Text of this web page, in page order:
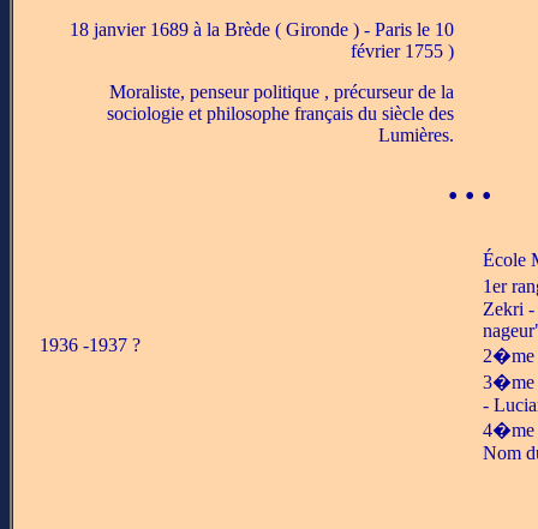
18 janvier 1689 à la Brède ( Gironde ) - Paris le 10
février 1755 )
Moraliste, penseur politique , précurseur de la
sociologie et philosophe français du siècle des
Lumières.
• • •
1936 -1937 ?
École
1er
Zekri -
2�me
3�me
-
4�me
Nom